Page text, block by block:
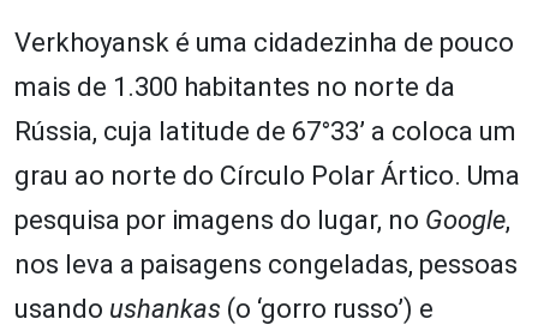
Verkhoyansk é uma cidadezinha de pouco
mais de 1.300 habitantes no norte da
Rússia, cuja latitude de 67°33’ a coloca um
grau ao norte do Círculo Polar Ártico. Uma
pesquisa por imagens do lugar, no Google,
nos leva a paisagens congeladas, pessoas
usando ushankas (o ‘gorro russo’) e